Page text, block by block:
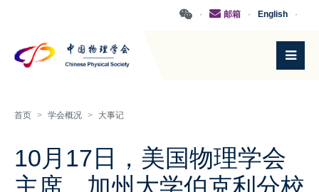
·
English
·
邮箱
·
首页 > 学会概况 > 大事记
10月17日，美国物理学会
主席、加州大学伯克利分校